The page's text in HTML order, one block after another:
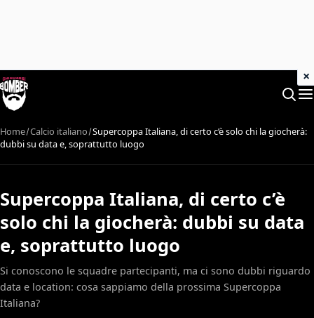
Home Calcio italiano Supercoppa Italiana, di certo c’è solo chi la giocherà:
dubbi su data e, soprattutto luogo
Supercoppa Italiana, di certo c’è
solo chi la giocherà: dubbi su data
e, soprattutto luogo
Si conoscono le squadre partecipanti, ma ci sono dubbi riguardo
data e location: cosa sappiamo della prossima Supercoppa
Italiana?
×